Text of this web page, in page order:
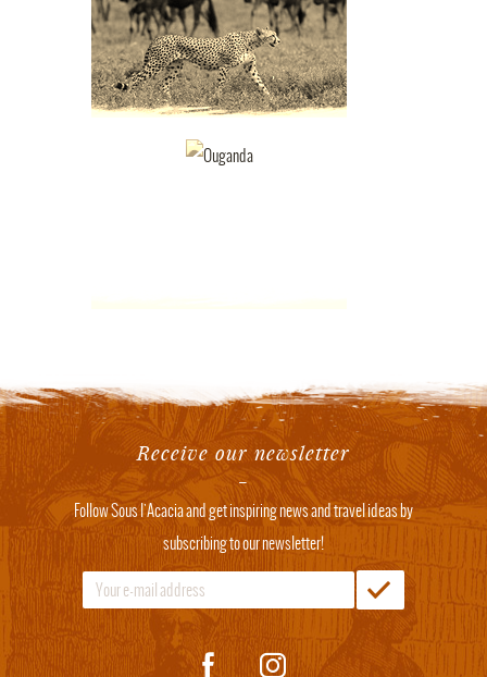
Receive our newsletter
Follow Sous l'Acacia and get inspiring news and travel ideas by
subscribing to our newsletter!